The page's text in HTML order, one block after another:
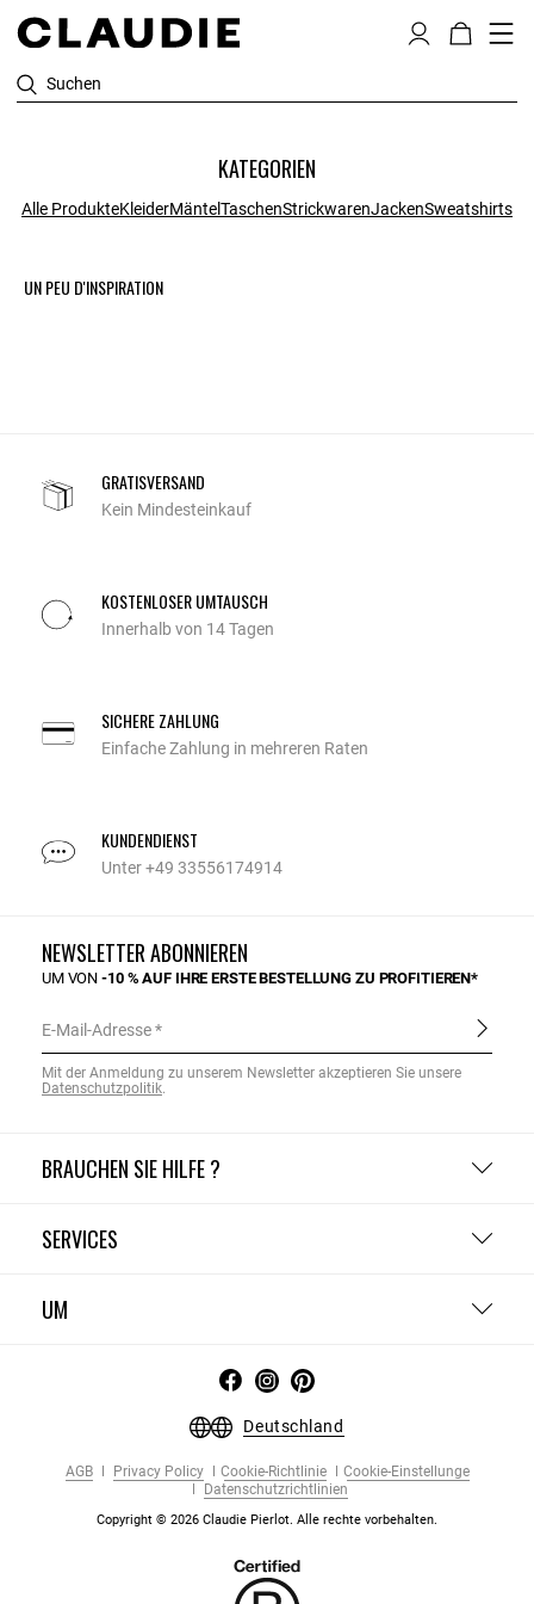
Suchen
KATEGORIEN
Alle ProdukteKleiderMäntelTaschenStrickwarenJackenSweatshirts
UN PEU D'INSPIRATION
GRATISVERSAND
Kein Mindesteinkauf
KOSTENLOSER UMTAUSCH
Innerhalb von 14 Tagen
SICHERE ZAHLUNG
Einfache Zahlung in mehreren Raten
KUNDENDIENST
Unter +49 33556174914
BRAUCHEN SIE HILFE ?
SERVICES
UM
NEWSLETTER ABONNIEREN
UM VON-10 % AUF IHRE ERSTE BESTELLUNG ZU PROFITIEREN*
E-Mail-Adresse
Mit der Anmeldung zu unserem Newsletter akzeptieren Sie unsere
Datenschutzpolitik.
Deutschland
AGB Privacy Policy Cookie-Richtlinie
Cookie-Einstellunge
Datenschutzrichtlinien
Copyright © 2026 Claudie Pierlot. Alle rechte vorbehalten.